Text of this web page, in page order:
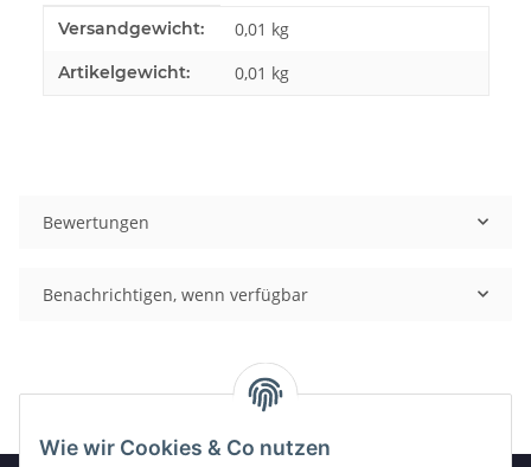
Wie wir Cookies & Co nutzen
Produkteigenschaft
Wert
Versandgewicht: 0,01 kg
Artikelgewicht: 0,01 kg
Bewertungen
Benachrichtigen, wenn verfügbar